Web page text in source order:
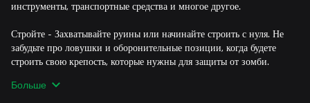
инструменты, транспортные средства и многое другое.
Стройте - Захватывайте руины или начинайте строить с нуля. Не
забудьте про ловушки и оборонительные позиции, когда будете
строить свою крепость, которые нужны для защиты от зомби.
Больше